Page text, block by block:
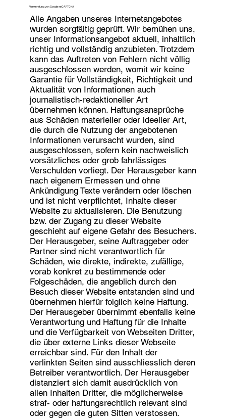
Alle Angaben unseres Internetangebotes
wurden sorgfältig geprüft. Wir bemühen uns,
unser Informationsangebot aktuell, inhaltlich
richtig und vollständig anzubieten. Trotzdem
kann das Auftreten von Fehlern nicht völlig
ausgeschlossen werden, womit wir keine
Garantie für Vollständigkeit, Richtigkeit und
Aktualität von Informationen auch
journalistisch-redaktioneller Art
übernehmen können. Haftungsansprüche
aus Schäden materieller oder ideeller Art,
die durch die Nutzung der angebotenen
Informationen verursacht wurden, sind
ausgeschlossen, sofern kein nachweislich
vorsätzliches oder grob fahrlässiges
Verschulden vorliegt. Der Herausgeber kann
nach eigenem Ermessen und ohne
Ankündigung Texte verändern oder löschen
und ist nicht verpflichtet, Inhalte dieser
Website zu aktualisieren. Die Benutzung
bzw. der Zugang zu dieser Website
geschieht auf eigene Gefahr des Besuchers.
Der Herausgeber, seine Auftraggeber oder
Partner sind nicht verantwortlich für
Schäden, wie direkte, indirekte, zufällige,
vorab konkret zu bestimmende oder
Folgeschäden, die angeblich durch den
Besuch dieser Website entstanden sind und
übernehmen hierfür folglich keine Haftung.
Der Herausgeber übernimmt ebenfalls keine
Verantwortung und Haftung für die Inhalte
und die Verfügbarkeit von Webseiten Dritter,
die über externe Links dieser Webseite
erreichbar sind. Für den Inhalt der
verlinkten Seiten sind ausschliesslich deren
Betreiber verantwortlich. Der Herausgeber
distanziert sich damit ausdrücklich von
allen Inhalten Dritter, die möglicherweise
straf- oder haftungsrechtlich relevant sind
oder gegen die guten Sitten verstossen.
Verwendung von Google reCAPTCHA